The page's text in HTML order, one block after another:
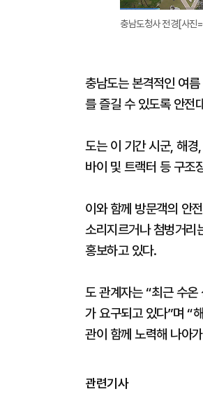
충남도청사 전경[사진
충남도는 본격적인 여
를 즐길 수 있도록 안전
도는 이 기간 시군, 해
바이 및 트랙터 등 구조
이와 함께 방문객의 안
소리지르거나 첨벙거리
홍보하고 있다.
도 관계자는 “최근 수온
가 요구되고 있다”며 “
관이 함께 노력해 나아
관련기사